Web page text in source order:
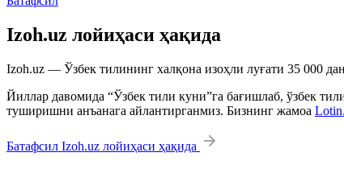
Izoh.uz лойиҳаси ҳақида
Izoh.uz — Ўзбек тилининг халқона изоҳли луғати 35 000
Йиллар давомида “Ўзбек тили куни”га бағишлаб, ўзбек
туширишни анъанага айлантирганмиз. Бизнинг жамоа
Батафсил Izoh.uz лойиҳаси ҳақида